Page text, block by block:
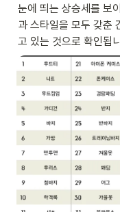
눈에 띄는 상승세를 보
과 스타일을 모두 갖춘
고 있는 것으로 확인됩